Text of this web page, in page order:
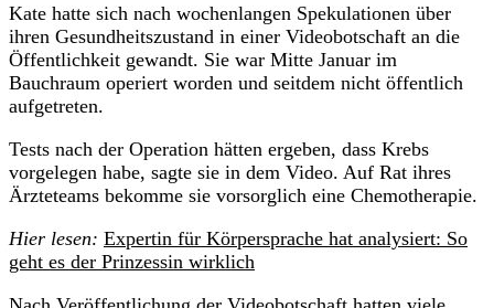
Kate hatte sich nach wochenlangen Spekulationen über
ihren Gesundheitszustand in einer Videobotschaft an die
Öffentlichkeit gewandt. Sie war Mitte Januar im
Bauchraum operiert worden und seitdem nicht öffentlich
aufgetreten.
Tests nach der Operation hätten ergeben, dass Krebs
vorgelegen habe, sagte sie in dem Video. Auf Rat ihres
Ärzteteams bekomme sie vorsorglich eine Chemotherapie.
Hier lesen: Expertin für Körpersprache hat analysiert: So
geht es der Prinzessin wirklich